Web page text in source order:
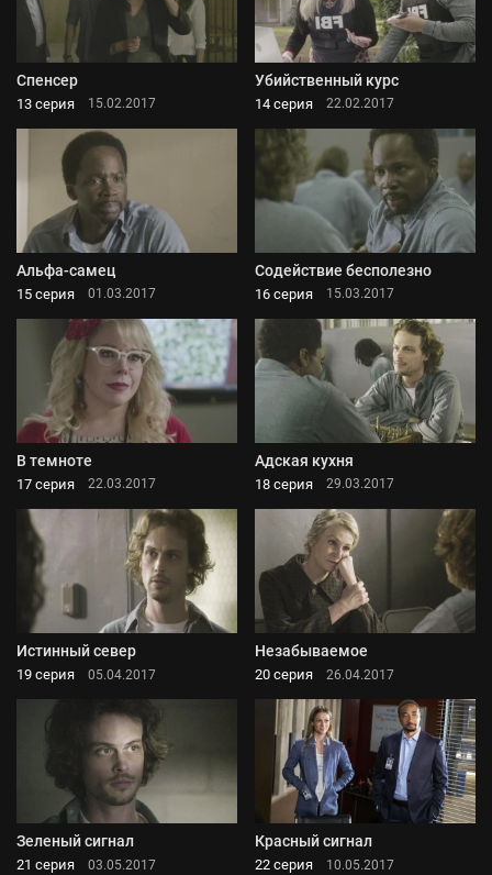
Спенсер
13 серия 15.02.2017
Убийственный курс
14 серия 22.02.2017
Альфа-самец
15 серия 01.03.2017
Содействие бесполезно
16 серия 15.03.2017
В темноте
17 серия 22.03.2017
Адская кухня
18 серия 29.03.2017
Истинный север
19 серия 05.04.2017
Незабываемое
20 серия 26.04.2017
Зеленый сигнал
21 серия 03.05.2017
Красный сигнал
22 серия 10.05.2017